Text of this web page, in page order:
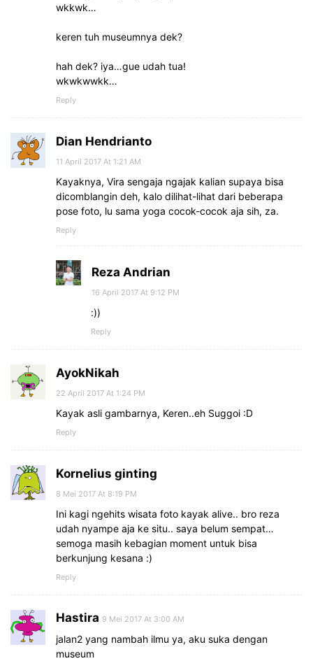
wkkwk…
keren tuh museumnya dek?
hah dek? iya…gue udah tua!
wkwkwwkk…
Reply
Dian Hendrianto
11 April 2017 At 1:21 AM
Kayaknya, Vira sengaja ngajak kalian supaya bisa
dicomblangin deh, kalo dilihat-lihat dari beberapa
pose foto, lu sama yoga cocok-cocok aja sih, za.
Reply
Reza Andrian
16 April 2017 At 9:12 PM
:))
Reply
AyokNikah
22 April 2017 At 1:24 PM
Kayak asli gambarnya, Keren..eh Suggoi :D
Reply
Kornelius ginting
8 Mei 2017 At 8:19 PM
Ini kagi ngehits wisata foto kayak alive.. bro reza
udah nyampe aja ke situ.. saya belum sempat…
semoga masih kebagian moment untuk bisa
berkunjung kesana :)
Reply
Hastira 9 Mei 2017 At 3:00 AM
jalan2 yang nambah ilmu ya, aku suka dengan
museum